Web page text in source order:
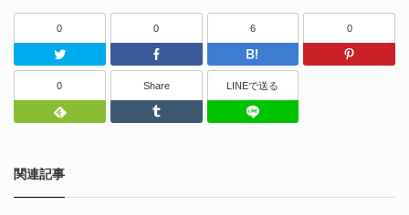
0
Twitter
0
Facebook
6
はてなブッ
0
0
Feedly
Share
Tumblr
LINEで送る
関連記事